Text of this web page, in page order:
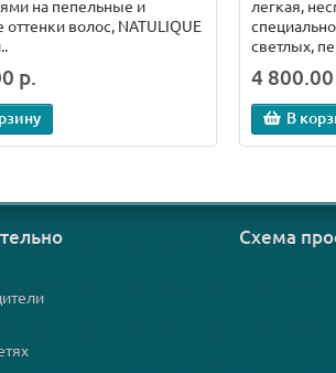
на пепельные и
волос, NATULIQUE
р.
легкая,
светлых,
4
В
Схема